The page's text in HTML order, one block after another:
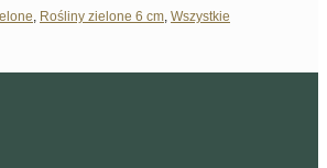
Rośliny zielone 6 cm Wszystkie